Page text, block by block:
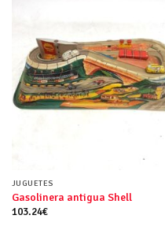
JUGUETES
Gasolinera antigua Shell
103.24€